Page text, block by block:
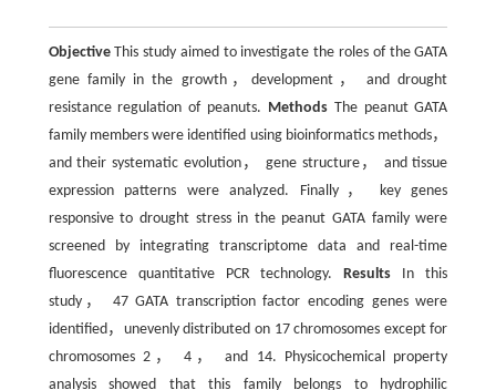
ObjectiveThis study aimed to investigate the roles of the GATA
gene family in the growth，development， and drought
resistance regulation of peanuts. MethodsThe peanut GATA
family members were identified using bioinformatics methods，
and their systematic evolution， gene structure， and tissue
expression patterns were analyzed. Finally， key genes
responsive to drought stress in the peanut GATA family were
screened by integrating transcriptome data and real-time
fluorescence quantitative PCR technology.Results In this
study， 47 GATA transcription factor encoding genes were
identified，unevenly distributed on 17 chromosomes except for
chromosomes 2， 4， and 14. Physicochemical property
analysis showed that this family belongs to hydrophilic